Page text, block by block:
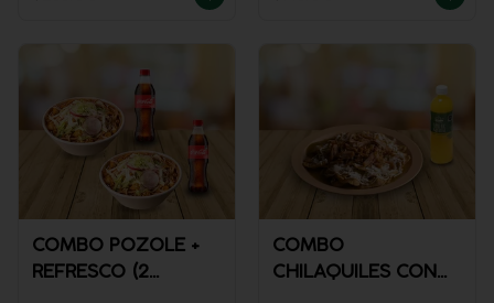
COMBO POZOLE +
REFRESCO (2
COMBO
CHILAQUILES CON